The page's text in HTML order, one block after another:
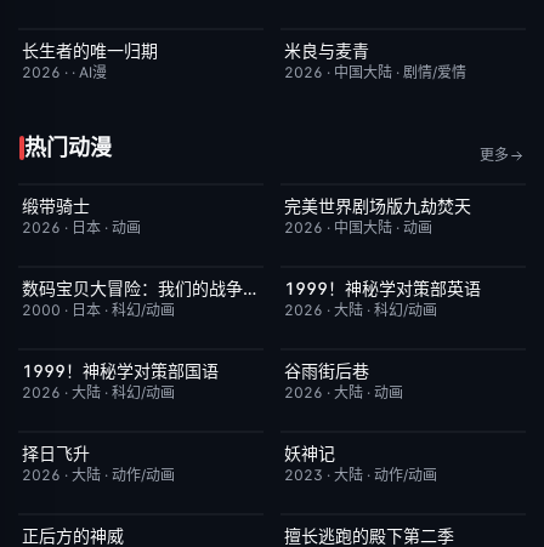
完结
长生者的唯一归期
2026 · · AI漫
更新至第15集
米良与麦青
2026 · 中国大陆 · 剧情/爱情
热门动漫 更多
今日更新
缎带骑士
2026 · 日本 · 动画
今日更新
完美世界剧场版九劫焚天
2026 · 中国大陆 · 动画
今日更新 8.9数码宝贝大冒险：我们的战争游戏！
2000 · 日本 · 科幻/动画
更新至第3集 10.0
1999！神秘学对策部英语
2026 · 大陆 · 科幻/动画
更新至第3集
1999！神秘学对策部国语
2026 · 大陆 · 科幻/动画
更新至第03集
谷雨街后巷
2026 · 大陆 · 动画
更新至第6集
择日飞升
2026 · 大陆 · 动作/动画
更新至第441集
妖神记
2023 · 大陆 · 动作/动画
更新至第06集
正后方的神威 更新至第04集
擅长逃跑的殿下第二季